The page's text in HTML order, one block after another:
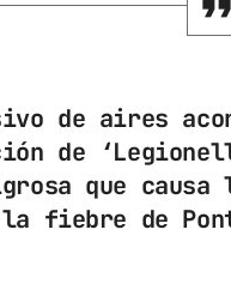
Gobierno de
Hermosillo
News
Noticias
de aires
de
que causa
fiebre de